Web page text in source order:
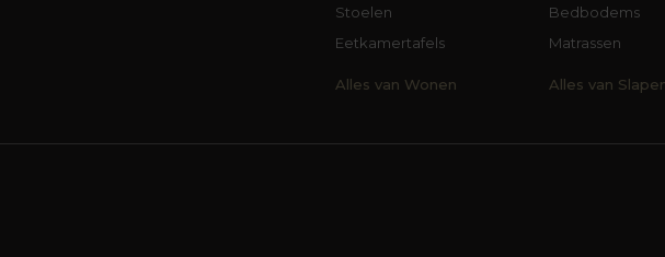
Stoelen
Eetkamertafels
Alles van Wonen
Bedbodems
Matrassen
Alles van